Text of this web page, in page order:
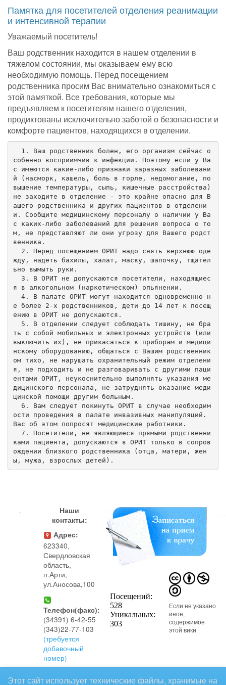
Памятка для посетителей отделения реанимации
и интенсивной терапии
Уважаемый посетитель!
Ваш родственник находится в нашем отделении в
тяжелом состоянии, мы оказываем ему всю
необходимую помощь. Перед посещением
родственника просим Вас внимательно ознакомиться с
этой памяткой. Все требования, которые мы
предъявляем к посетителям нашего отделения,
продиктованы исключительно заботой о безопасности и
комфорте пациентов, находящихся в отделении.
собенно восприимчив к инфекции. Поэтому если у Ва
с имеются какие-либо признаки заразных заболевани
й (насморк, кашель, боль в горле, недомогание, по
вышение температуры, сыпь, кишечные расстройства)
не заходите в отделение - это крайне опасно для В
ашего родственника и других пациентов в отделени
и. Сообщите медицинскому персоналу о наличии у Ва
с каких-либо заболеваний для решения вопроса о то
м, не представляют ли они угрозу для Вашего родст
венника.
жду, надеть бахилы, халат, маску, шапочку, тщател
ьно вымыть руки.
я в алкогольном (наркотическом) опьянении.
е более 2-х родственников, дети до 14 лет к посещ
ению в ОРИТ не допускаются.
ть с собой мобильных и электронных устройств (или
выключить их), не прикасаться к приборам и медици
нскому оборудованию, общаться с Вашим родственник
ом тихо, не нарушать охранительный режим отделени
я, не подходить и не разговаривать с другими паци
ентами ОРИТ, неукоснительно выполнять указания ме
дицинского персонала, не затруднять оказание меди
цинской помощи другим больным.
ости проведения в палате инвазивных манипуляций.
Вас об этом попросят медицинские работники.
ками пациента, допускаются в ОРИТ только в сопров
ождении близкого родственника (отца, матери, жен
ы, мужа, взрослых детей).
.
Наши
контакты:
Адрес:
623340,
Свердловская
область,
п.Арти,
ул.Аносова,100
Телефон(факс):
(34391) 6-42-55
(343)22-77-103
(требуется
добавочный
номер)
Если не указано
иное,
содержимое
этой вики
предоставляется на условиях
следующей лицензии:
Этот сайт использует технические файлы, хранимые на